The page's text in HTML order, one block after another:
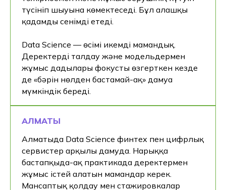
түсініп шығуына көмектеседі. Бұл алғашқы
қадамды сенімді етеді.
Data Science — өсімі икемді мамандық.
Деректерді талдау және модельдермен
жұмыс дағдылары фокусты өзгерткен кезде
де «бәрін нөлден бастамай-ақ» дамуға
мүмкіндік береді.
АЛМАТЫ
Алматыда Data Science финтех пен цифрлық
сервистер арқылы дамуда. Нарыққа
бастапқыда-ақ практикада деректермен
жұмыс істей алатын мамандар керек.
Мансаптық қолдау мен стажировкалар